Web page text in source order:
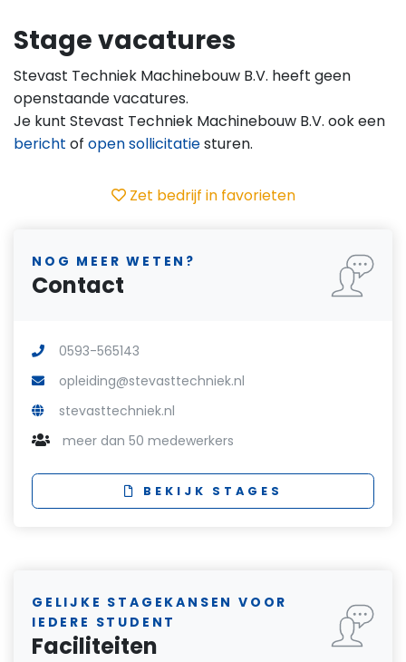
Stage vacatures
Stevast Techniek Machinebouw B.V. heeft geen
openstaande vacatures.
Je kunt Stevast Techniek Machinebouw B.V. ook een
bericht of open sollicitatiesturen.
Zet bedrijf in favorieten
NOG MEER WETEN?
Contact
0593-565143
opleiding@stevasttechniek.nl
stevasttechniek.nl
meer dan 50 medewerkers
BEKIJK STAGES
GELIJKE STAGEKANSEN VOOR
IEDERE STUDENT
Faciliteiten